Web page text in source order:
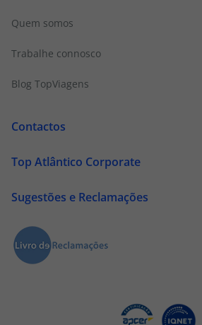
Quem somos
Trabalhe connosco
Blog TopViagens
Contactos
Top Atlântico Corporate
Sugestões e Reclamações